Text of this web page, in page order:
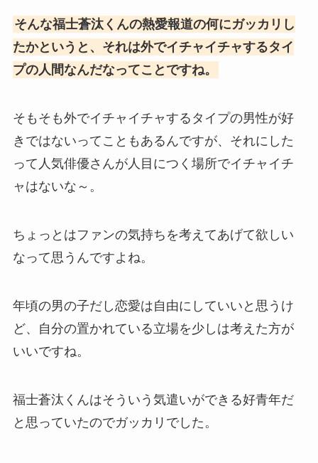
そんな福士蒼汰くんの熱愛報道の何にガッカリし
たかというと、それは外でイチャイチャするタイ
プの人間なんだなってことですね。
そもそも外でイチャイチャするタイプの男性が好
きではないってこともあるんですが、それにした
って人気俳優さんが人目につく場所でイチャイチ
ャはないな～。
ちょっとはファンの気持ちを考えてあげて欲しい
なって思うんですよね。
年頃の男の子だし恋愛は自由にしていいと思うけ
ど、自分の置かれている立場を少しは考えた方が
いいですね。
福士蒼汰くんはそういう気遣いができる好青年だ
と思っていたのでガッカリでした。